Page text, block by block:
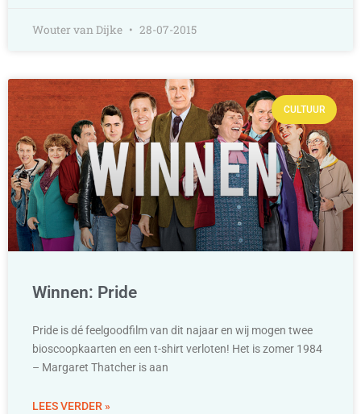
Wouter van Dijke 28-07-2015
CULTUUR
Winnen: Pride
Pride is dé feelgoodfilm van dit najaar en wij mogen twee
bioscoopkaarten en een t-shirt verloten! Het is zomer 1984
– Margaret Thatcher is aan
LEES VERDER »